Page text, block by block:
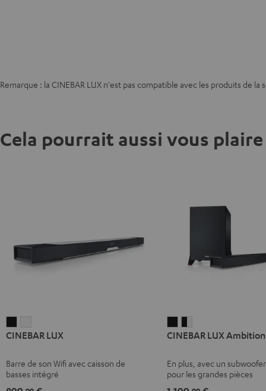
Remarque : la CINEBAR LUX n'est pas compatible avec les produits de
Cela pourrait aussi vous plaire
LUXLUX
CINEBAR LUX
Barre de son Wifi avec caisson de
basses intégré
LUX
Noir
LUX
Noir
/
CINEBAR LUX Ambition
En plus, avec un
pour les grandes pièces